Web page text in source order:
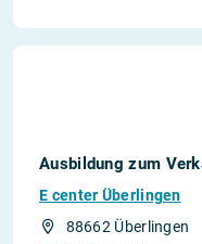
Ausbildung zum
E center Überlingen
88662 Überlingen